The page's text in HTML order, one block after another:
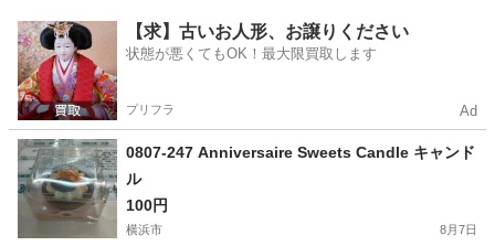
神奈川 調理器具 ポンデリング
【求】古いお人形、お譲りください
状態が悪くてもOK！最大限買取します
プリフラ Ad
0807-247 Anniversaire Sweets Candle キャンド
ル
100円
横浜市 8月7日